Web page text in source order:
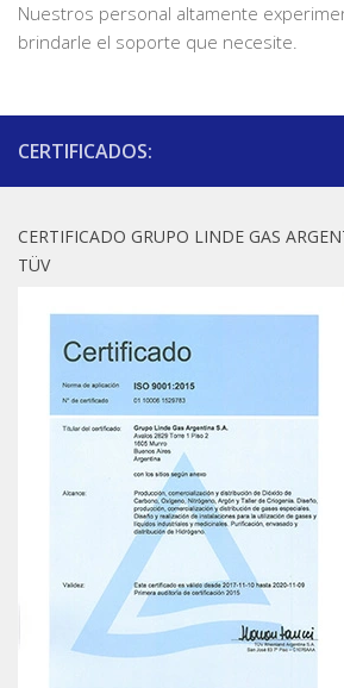
Nuestros personal altamente
brindarle el soporte que necesite.
CERTIFICADOS:
CERTIFICADO GRUPO LINDE GAS
TÜV